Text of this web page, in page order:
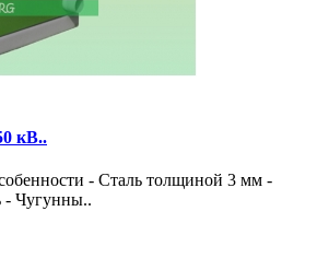
кВ..
- Cталь толщиной 3 мм -
- Чугунны..